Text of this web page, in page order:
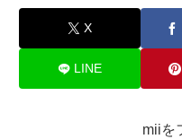
X
LINE
miiを